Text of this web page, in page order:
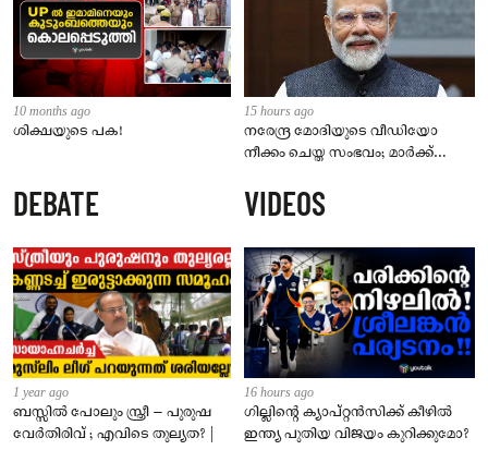
10 months ago
ശിക്ഷയുടെ പക!
15 hours ago
നരേന്ദ്ര മോദിയുടെ വീഡിയോ
നീക്കം ചെയ്ത സംഭവം; മാർക്ക്
മെറ്റയ്ക്ക് പാർലമെന്ററി സമിതിയുടെ
മുന്നറിയിപ്പ്
DEBATE
1 year ago
ബസ്സിൽ പോലും സ്ത്രീ – പുരുഷ
വേർതിരിവ് ; എവിടെ തുല്യത? |
VIDEOS
16 hours ago
ഗില്ലിന്റെ ക്യാപ്റ്റന്‍സിക്ക് കീഴില്‍
ഇന്ത്യ പുതിയ വിജയം കുറിക്കുമോ?